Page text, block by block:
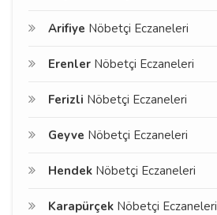
Arifiye Nöbetçi Eczaneleri
Erenler Nöbetçi Eczaneleri
Ferizli Nöbetçi Eczaneleri
Geyve Nöbetçi Eczaneleri
Hendek Nöbetçi Eczaneleri
Karapürçek Nöbetçi Eczaneleri